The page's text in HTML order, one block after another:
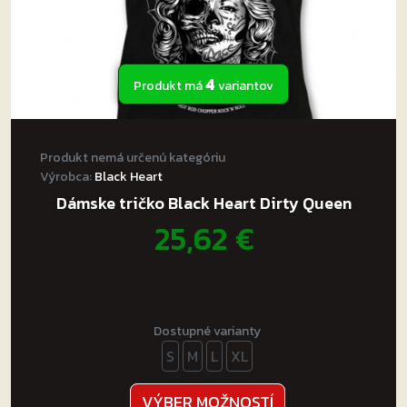
Produkt má4variantov
Produkt nemá určenú kategóriu
Výrobca:Black Heart
Dámske tričko Black Heart Dirty Queen
25,62 €
Dostupné varianty
S M L XL
VÝBER MOŽNOSTÍ